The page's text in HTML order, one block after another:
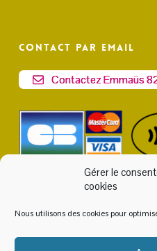
Gérer le
cookies
Nous utilisons des cookies pour
Contact par email
Contactez Emmaüs